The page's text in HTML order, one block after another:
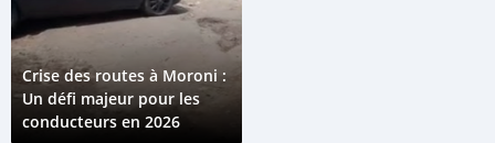
Crise des routes à Moroni :
Un défi majeur pour les
conducteurs en 2026